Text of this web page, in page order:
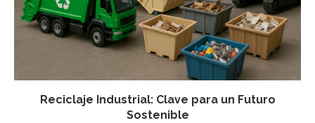
Reciclaje Industrial: Clave para un Futuro
Sostenible